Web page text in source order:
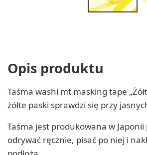
Opis produktu
Taśma washi mt masking tape
żółte paski sprawdzi się przy
Taśma jest produkowana w
odrywać ręcznie, pisać po niej i